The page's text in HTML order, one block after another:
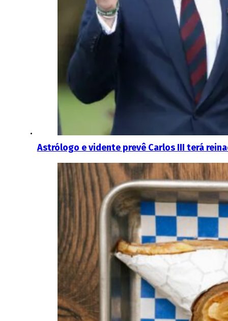
Astrólogo e vidente prevê Carlos III terá